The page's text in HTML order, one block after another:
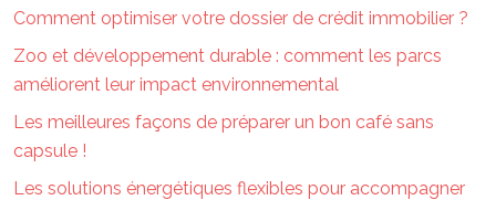
Comment optimiser votre dossier de crédit immobilier ?
Zoo et développement durable : comment les parcs
améliorent leur impact environnemental
Les meilleures façons de préparer un bon café sans
capsule !
Les solutions énergétiques flexibles pour accompagner